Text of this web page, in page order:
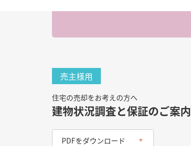
売主様用
住宅の売却をお考えの方へ
建物状況調査と保証のご案内
PDFをダウンロード